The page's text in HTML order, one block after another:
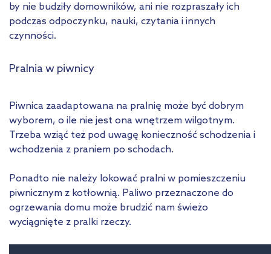
by nie budziły domowników, ani nie rozpraszały ich
podczas odpoczynku, nauki, czytania i innych
czynności.
Pralnia w piwnicy
Piwnica zaadaptowana na pralnię może być dobrym
wyborem, o ile nie jest ona wnętrzem wilgotnym.
Trzeba wziąć też pod uwagę konieczność schodzenia i
wchodzenia z praniem po schodach.
Ponadto nie należy lokować pralni w pomieszczeniu
piwnicznym z kotłownią. Paliwo przeznaczone do
ogrzewania domu może brudzić nam świeżo
wyciągnięte z pralki rzeczy.